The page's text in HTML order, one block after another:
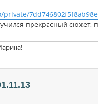
прекрасный